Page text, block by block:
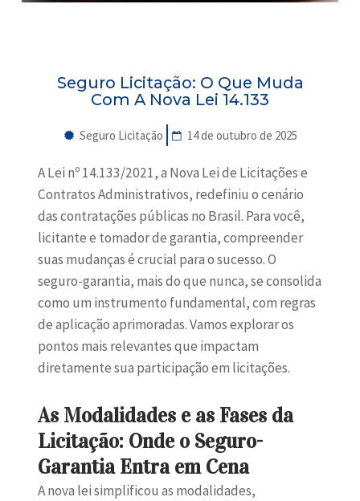
Seguro Licitação: O Que Muda
Com A Nova Lei 14.133
Seguro Licitação 14 de outubro de 2025
A Lei nº 14.133/2021, a Nova Lei de Licitações e
Contratos Administrativos, redefiniu o cenário
das contratações públicas no Brasil. Para você,
licitante e tomador de garantia, compreender
suas mudanças é crucial para o sucesso. O
seguro-garantia, mais do que nunca, se consolida
como um instrumento fundamental, com regras
de aplicação aprimoradas. Vamos explorar os
pontos mais relevantes que impactam
diretamente sua participação em licitações.
As Modalidades e as Fases da
Licitação: Onde o Seguro-
Garantia Entra em Cena
A nova lei simplificou as modalidades,